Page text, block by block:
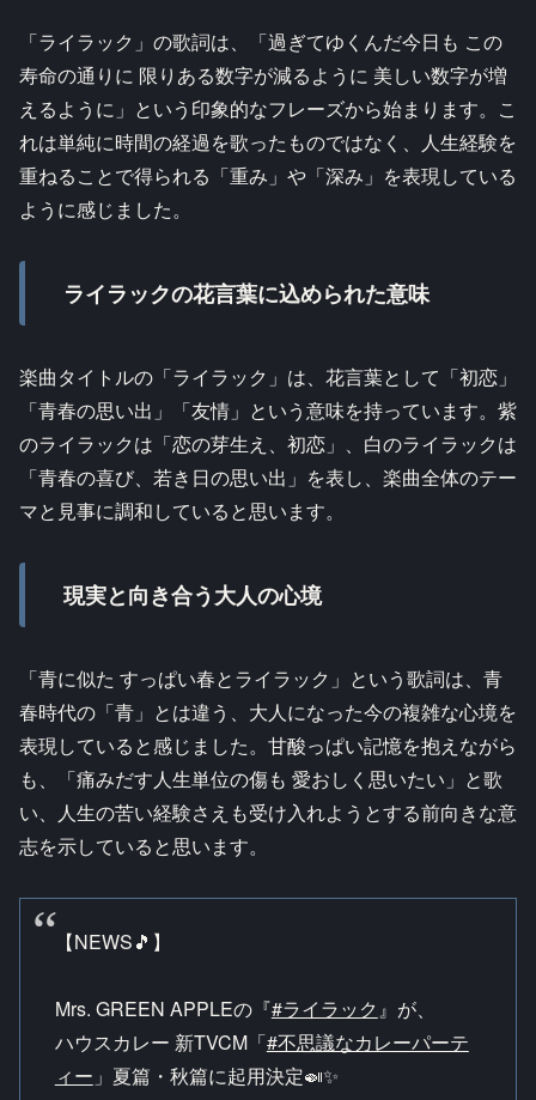
「ライラック」の歌詞は、「過ぎてゆくんだ今日も この
寿命の通りに 限りある数字が減るように 美しい数字が増
えるように」という印象的なフレーズから始まります。こ
れは単純に時間の経過を歌ったものではなく、人生経験を
重ねることで得られる「重み」や「深み」を表現している
ように感じました。
ライラックの花言葉に込められた意味
楽曲タイトルの「ライラック」は、花言葉として「初恋」
「青春の思い出」「友情」という意味を持っています。紫
のライラックは「恋の芽生え、初恋」、白のライラックは
「青春の喜び、若き日の思い出」を表し、楽曲全体のテー
マと見事に調和していると思います。
現実と向き合う大人の心境
「青に似た すっぱい春とライラック」という歌詞は、青
春時代の「青」とは違う、大人になった今の複雑な心境を
表現していると感じました。甘酸っぱい記憶を抱えながら
も、「痛みだす人生単位の傷も 愛おしく思いたい」と歌
い、人生の苦い経験さえも受け入れようとする前向きな意
志を示していると思います。
【NEWS🎵】
Mrs. GREEN APPLEの『#ライラック 』が、
ハウスカレー 新TVCM「#不思議なカレーパーテ
ィー 」夏篇・秋篇に起用決定🍛✨